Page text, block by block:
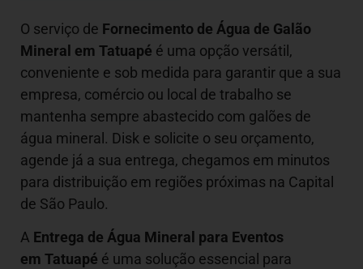
O serviço de Fornecimento de Água de Galão
Mineral em Tatuapé é uma opção versátil,
conveniente e sob medida para garantir que a sua
empresa, comércio ou local de trabalho se
mantenha sempre abastecido com galões de
água mineral. Disk e solicite o seu orçamento,
agende já a sua entrega, chegamos em minutos
para distribuição em regiões próximas na Capital
de São Paulo.
A Entrega de Água Mineral para Eventos
em Tatuapé é uma solução essencial para